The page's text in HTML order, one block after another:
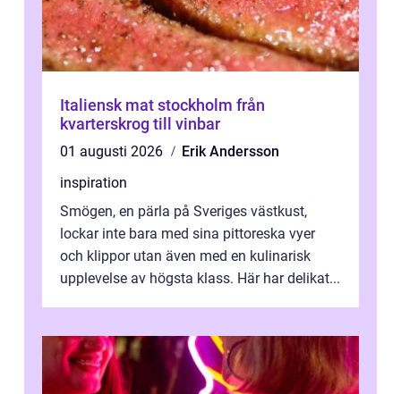
Italiensk mat stockholm från
kvarterskrog till vinbar
01 augusti 2026
Erik Andersson
inspiration
Smögen, en pärla på Sveriges västkust,
lockar inte bara med sina pittoreska vyer
och klippor utan även med en kulinarisk
upplevelse av högsta klass. Här har delikat...